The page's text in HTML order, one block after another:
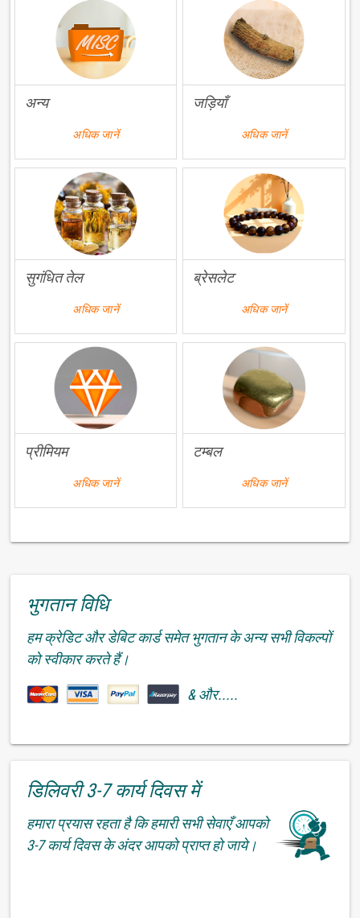
अन्य
अधिक जानें
जड़ियाँ
अधिक जानें
सुगंधित तेल
अधिक जानें
ब्रेसलेट
अधिक जानें
प्रीमियम
अधिक जानें
टम्बल
अधिक जानें
भुगतान विधि
हम क्रेडिट और डेबिट कार्ड समेत भुगतान के अन्य सभी विकल्पों
को स्वीकार करते हैं।
& और.....
डिलिवरी 3-7 कार्य दिवस में
हमारा प्रयास रहता है कि हमारी सभी सेवाएँ आपको
3-7 कार्य दिवस के अंदर आपको प्राप्त हो जाये।